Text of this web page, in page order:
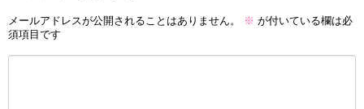
メールアドレスが公開されることはありません。 ※ が付いている欄は必
須項目です